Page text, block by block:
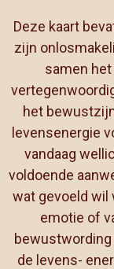
Deze kaart
zijn
samen
het
levensenergie
vandaag
voldoende
wat gevoeld wil
emotie of
bewustwording
de levens-